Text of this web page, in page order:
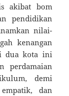
akibat bom
pendidikan
nilai-
kenangan
dua kota ini
perdamaian
demi
dan